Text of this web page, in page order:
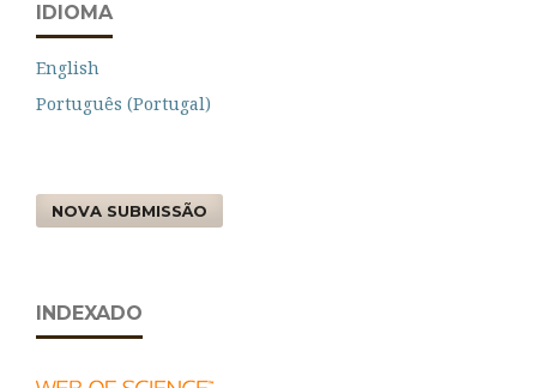
IDIOMA
English
Português (Portugal)
NOVA SUBMISSÃO
INDEXADO